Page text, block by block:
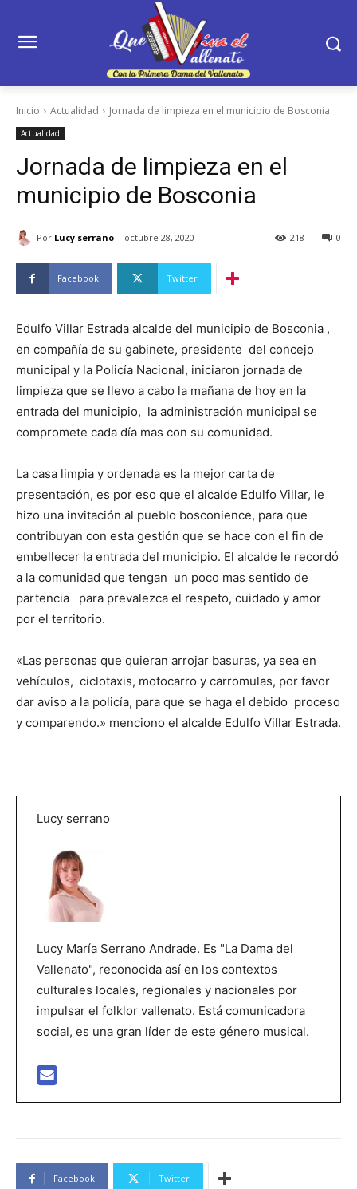
Inicio Actualidad Jornada de limpieza en el municipio de Bosconia
Actualidad
Jornada de limpieza en el
municipio de Bosconia
Por Lucy serrano octubre 28, 2020 0
218
Facebook Twitter
Edulfo Villar Estrada alcalde del municipio de Bosconia ,
en compañía de su gabinete, presidente del concejo
municipal y la Policía Nacional, iniciaron jornada de
limpieza que se llevo a cabo la mañana de hoy en la
entrada del municipio, la administración municipal se
compromete cada día mas con su comunidad.
La casa limpia y ordenada es la mejor carta de
presentación, es por eso que el alcalde Edulfo Villar, le
hizo una invitación al pueblo bosconience, para que
contribuyan con esta gestión que se hace con el fin de
embellecer la entrada del municipio. El alcalde le recordó
a la comunidad que tengan un poco mas sentido de
partencia para prevalezca el respeto, cuidado y amor
por el territorio.
«Las personas que quieran arrojar basuras, ya sea en
vehículos, ciclotaxis, motocarro y carromulas, por favor
dar aviso a la policía, para que se haga el debido proceso
y comparendo.» menciono el alcalde Edulfo Villar Estrada.
Lucy serrano
Lucy María Serrano Andrade. Es "La Dama del
Vallenato", reconocida así en los contextos
culturales locales, regionales y nacionales por
impulsar el folklor vallenato. Está comunicadora
social, es una gran líder de este género musical.
Facebook Twitter